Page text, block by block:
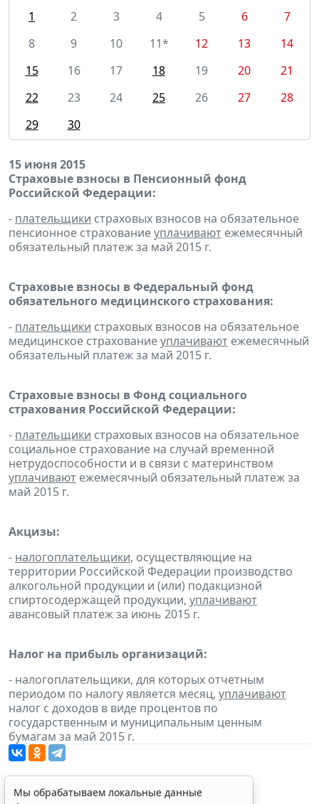
1
2 3 4 5 6
7
8
9 10 11* 12 13
14
15
16 17 18 19 20
21
22
23 24 25 26 27
28
29
30
15 июня 2015
Страховые взносы в Пенсионный фонд
Российской Федерации:
- плательщики страховых взносов на обязательное
пенсионное страхованиеуплачивают ежемесячный
обязательный платеж за май 2015 г.
Страховые взносы в Федеральный фонд
обязательного медицинского страхования:
- плательщики страховых взносов на обязательное
медицинское страхованиеуплачивают ежемесячный
обязательный платеж за май 2015 г.
Страховые взносы в Фонд социального
страхования Российской Федерации:
- плательщики страховых взносов на обязательное
социальное страхование на случай временной
нетрудоспособности и в связи с материнством
уплачивают ежемесячный обязательный платеж за
май 2015 г.
Акцизы:
- налогоплательщики, осуществляющие на
территории Российской Федерации производство
алкогольной продукции и (или) подакцизной
спиртосодержащей продукции, уплачивают
авансовый платеж за июнь 2015 г.
Налог на прибыль организаций:
- налогоплательщики, для которых отчетным
периодом по налогу является месяц, уплачивают
налог с доходов в виде процентов по
государственным и муниципальным ценным
бумагам за май 2015 г.
Мы обрабатываем локальные данные